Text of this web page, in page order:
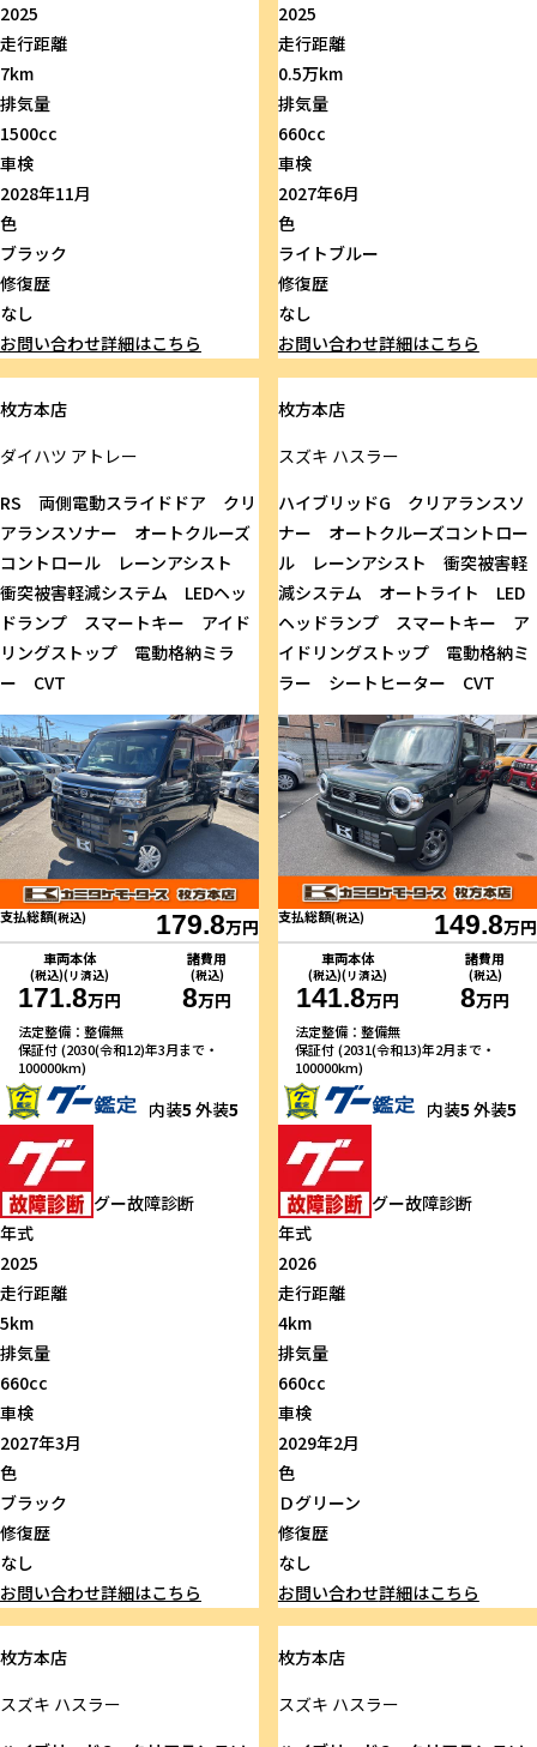
2025
走行距離
7km
排気量
1500cc
車検
2028年11月
色
ブラック
修復歴
なし
お問い合わせ詳細はこちら
2025
走行距離
0.5万km
排気量
660cc
車検
2027年6月
色
ライトブルー
修復歴
なし
お問い合わせ詳細はこちら
枚方本店
ダイハツ アトレー
RS 両側電動スライドドア クリ
アランスソナー オートクルーズ
コントロール レーンアシスト
衝突被害軽減システム LEDヘッ
ドランプ スマートキー アイド
リングストップ 電動格納ミラ
ー CVT
支払総額(税込) 179.8万円
車両本体
(税込)(リ済込)
171.8万円
諸費用
(税込)
8万円
法定整備：整備無
保証付 (2030(令和12)年3月まで・
100000km)
内装5 外装5
グー故障診断
年式
2025
走行距離
5km
排気量
660cc
車検
2027年3月
色
ブラック
修復歴
なし
お問い合わせ詳細はこちら
枚方本店
スズキ ハスラー
ハイブリッドG クリアランスソ
ナー オートクルーズコントロー
ル レーンアシスト 衝突被害軽
減システム オートライト LED
ヘッドランプ スマートキー ア
イドリングストップ 電動格納ミ
ラー シートヒーター CVT
支払総額(税込) 149.8万円
車両本体
(税込)(リ済込)
141.8万円
諸費用
(税込)
8万円
法定整備：整備無
保証付 (2031(令和13)年2月まで・
100000km)
内装5 外装5
グー故障診断
年式
2026
走行距離
4km
排気量
660cc
車検
2029年2月
色
Ｄグリーン
修復歴
なし
お問い合わせ詳細はこちら
枚方本店
スズキ ハスラー
枚方本店
スズキ ハスラー